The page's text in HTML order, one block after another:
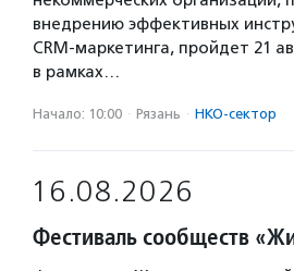
внедрению эффективных
CRM-маркетинга, пройдет 21
в рамках…
Начало: 10:00 · Рязань · НКО-сектор
16.08.2026
Фестиваль сообществ